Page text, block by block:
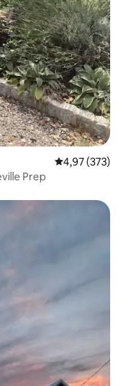
Note
4,97 (373)
Prep